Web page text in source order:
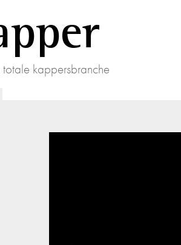
kappersbranche